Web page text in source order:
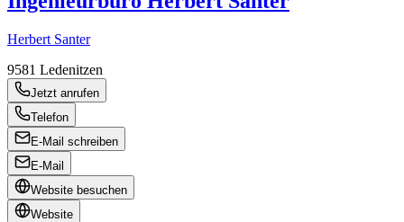
Herbert Santer
9581 Ledenitzen
Jetzt anrufen
Telefon
E-Mail schreiben
E-Mail
Website besuchen
Website